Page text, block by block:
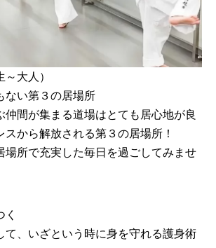
大人）
ない第３の居場所
仲間が集まる道場はとても居心地が良
スから解放される第３の居場所！
場所で充実した毎日を過ごしてみませ
く
て、いざという時に身を守れる護身術